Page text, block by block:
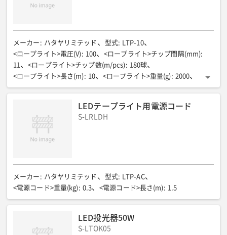
メーカー : ハタヤリミテッド 型式: LTP-10
<ロープライト>電圧(V): 100 <ロープライト>チップ間隔(mm):
11
<ロープライト>チップ数(m/pcs): 180球
<ロープライト>長さ(m): 10 <ロープライト>重量(g): 2000
<ロープライト>LEDカラー: 白色 <ロープライト>全光束(l/m):
<ロープライト>最大接続長さ(m)
: 50 <ロープライト>接続方法
電源ケーブルより防水キャップねじ込み式
<電源コード>長さ(m)
LEDテープライト用電源コード
S-LRLDH
メーカー : ハタヤリミテッド 型式: LTP-AC
<電源コード>重量(kg): 0.3 <電源コード>長さ(m): 1.5
LED投光器50W
S-LTOK05